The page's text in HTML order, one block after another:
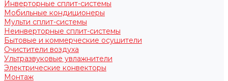
Инверторные сплит-системы
Мобильные кондиционеры
Мульти сплит-системы
Неинверторные сплит-системы
Бытовые и коммерческие осушители
Очистители воздуха
Ультразвуковые увлажнители
Электрические конвекторы
Монтаж